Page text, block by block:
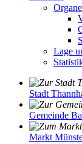
Organe
Lage
Stadt
Gemeinde
Markt